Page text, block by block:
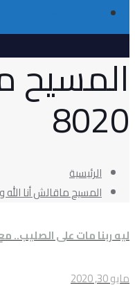
المسيح
8020
الرئيسية
المسيح ماقالش أنا الله
ليه ربنا مات على الصليب..
مايو 30, 2020